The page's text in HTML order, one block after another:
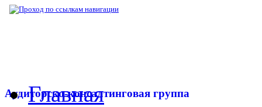
Аудиторско-консалтинговая группа
Главная